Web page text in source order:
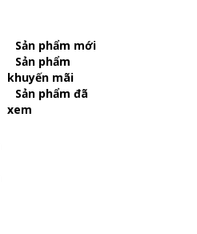
Sản phẩm mới
Sản phẩm
khuyến mãi
Sản phẩm đã
xem